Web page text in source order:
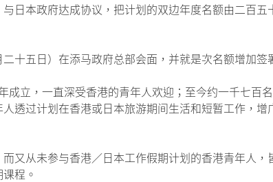
日本政府达成协议，把计划的双边年度名额由二百五
十五日）在添马政府总部会面，并就是次名额增加签
立，一直深受香港的青年人欢迎；至今约一千七百
透过计划在香港或日本旅游期间生活和短暂工作，增
又从未参与香港／日本工作假期计划的香港青年人，
程。